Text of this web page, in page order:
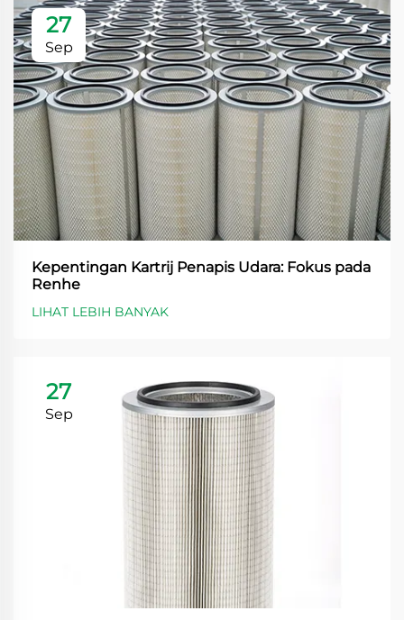
27
Sep
Kepentingan Kartrij Penapis Udara: Fokus pada
Renhe
LIHAT LEBIH BANYAK
27
Sep